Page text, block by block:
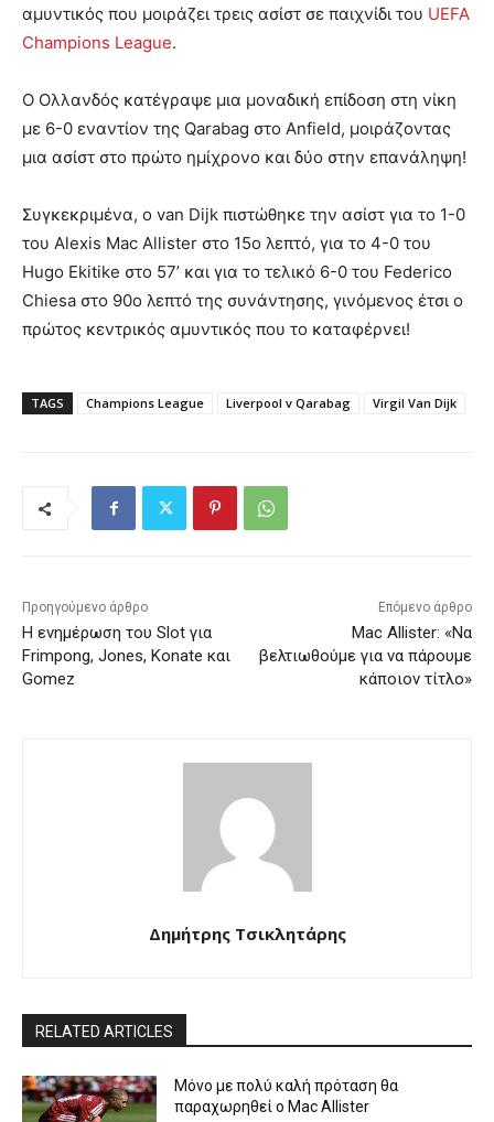
αμυντικός που μοιράζει τρεις ασίστ σε παιχνίδι του UEFA
Champions League.
Ο Ολλανδός κατέγραψε μια μοναδική επίδοση στη νίκη
με 6-0 εναντίον της Qarabag στο Anfield, μοιράζοντας
μια ασίστ στο πρώτο ημίχρονο και δύο στην επανάληψη!
Συγκεκριμένα, ο van Dijk πιστώθηκε την ασίστ για το 1-0
του Alexis Mac Allister στο 15ο λεπτό, για το 4-0 του
Hugo Ekitike στο 57’ και για το τελικό 6-0 του Federico
Chiesa στο 90ο λεπτό της συνάντησης, γινόμενος έτσι ο
πρώτος κεντρικός αμυντικός που το καταφέρνει!
TAGS Champions League Liverpool v Qarabag Virgil Van Dijk
Προηγούμενο άρθρο
Η ενημέρωση του Slot για
Frimpong, Jones, Konate και
Gomez
Επόμενο άρθρο
Mac Allister: «Να
βελτιωθούμε για να πάρουμε
κάποιον τίτλο»
Δημήτρης Τσικλητάρης
RELATED ARTICLES
Μόνο με πολύ καλή πρόταση θα
παραχωρηθεί ο Mac Allister